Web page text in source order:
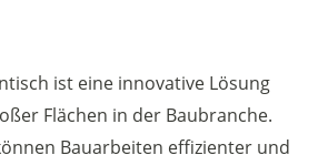
ist eine innovative Lösung
Flächen in der Baubranche.
Bauarbeiten effizienter und